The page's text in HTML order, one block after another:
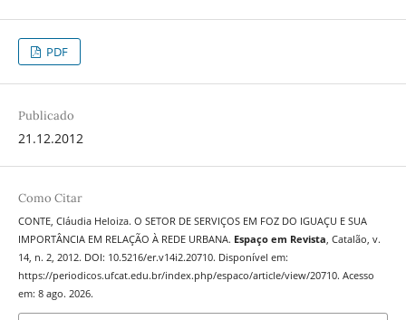
PDF
Publicado
21.12.2012
Como Citar
CONTE, Cláudia Heloiza. O SETOR DE SERVIÇOS EM FOZ DO IGUAÇU E SUA
IMPORTÂNCIA EM RELAÇÃO À REDE URBANA. Espaço em Revista, Catalão, v.
14, n. 2, 2012. DOI: 10.5216/er.v14i2.20710. Disponível em:
https://periodicos.ufcat.edu.br/index.php/espaco/article/view/20710. Acesso
em: 8 ago. 2026.